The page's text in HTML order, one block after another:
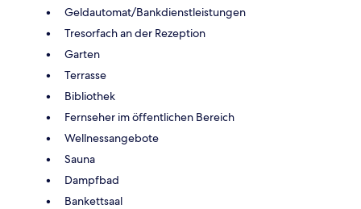
Geldautomat/Bankdienstleistungen
Tresorfach an der Rezeption
Garten
Terrasse
Bibliothek
Fernseher im öffentlichen Bereich
Wellnessangebote
Sauna
Dampfbad
Bankettsaal